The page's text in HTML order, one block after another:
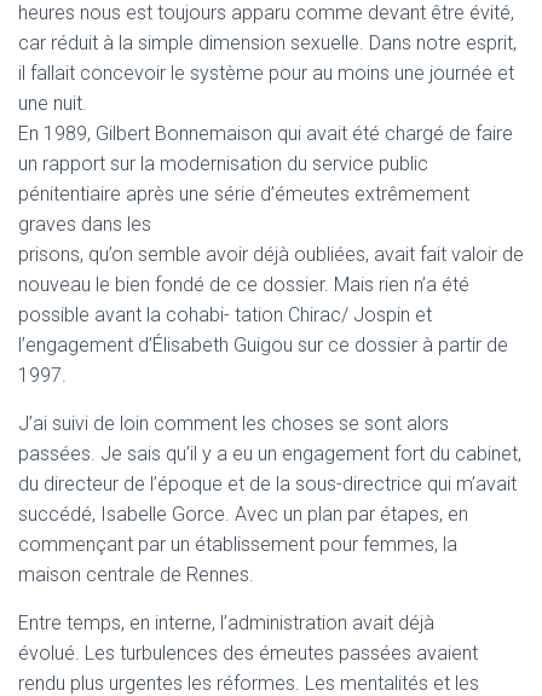
heures nous est toujours apparu comme devant être évité,
car réduit à la simple dimension sexuelle. Dans notre esprit,
il fallait concevoir le système pour au moins une journée et
une nuit.
En 1989, Gilbert Bonnemaison qui avait été chargé de faire
un rapport sur la modernisation du service public
pénitentiaire après une série d’émeutes extrêmement
graves dans les
prisons, qu’on semble avoir déjà oubliées, avait fait valoir de
nouveau le bien fondé de ce dossier. Mais rien n’a été
possible avant la cohabi- tation Chirac/ Jospin et
l’engagement d’Élisabeth Guigou sur ce dossier à partir de
1997.
J’ai suivi de loin comment les choses se sont alors
passées. Je sais qu’il y a eu un engagement fort du cabinet,
du directeur de l’époque et de la sous-directrice qui m’avait
succédé, Isabelle Gorce. Avec un plan par étapes, en
commençant par un établissement pour femmes, la
maison centrale de Rennes.
Entre temps, en interne, l’administration avait déjà
évolué. Les turbulences des émeutes passées avaient
rendu plus urgentes les réformes. Les mentalités et les